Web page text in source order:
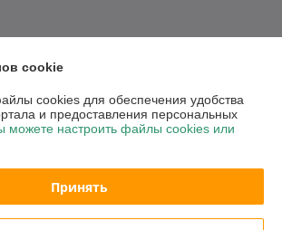
cookie
cookies для обеспечения удобства
и предоставления персональных
можете настроить файлы cookies или
Принять